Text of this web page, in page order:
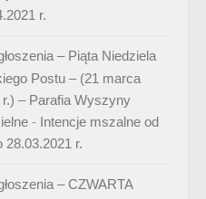
r.
– Piąta Niedziela
Postu – (21 marca
r.) – Parafia Wyszyny
- Intencje mszalne od
28.03.2021 r.
– CZWARTA